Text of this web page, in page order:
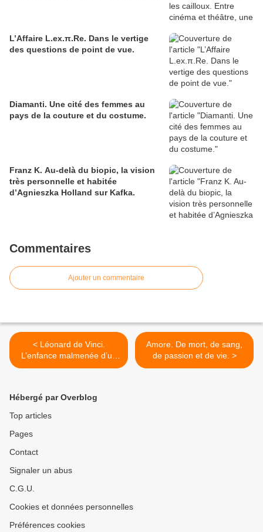
L’Affaire L.ex.π.Re. Dans le vertige
des questions de point de vue.
Diamanti. Une cité des femmes au
pays de la couture et du costume.
Franz K. Au-delà du biopic, la vision
très personnelle et habitée
d’Agnieszka Holland sur Kafka.
Commentaires
Ajouter un commentaire
< Léonard de Vinci.
L’enfance malmenée d’un
génie de la Renaissance.
Amore. De mort, de sang,
de passion et de vie. >
Hébergé par Overblog
Top articles
Pages
Contact
Signaler un abus
C.G.U.
Cookies et données personnelles
Préférences cookies